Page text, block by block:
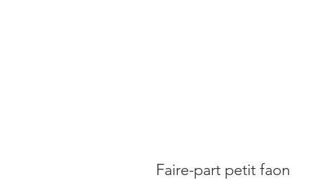
Faire-part petit faon